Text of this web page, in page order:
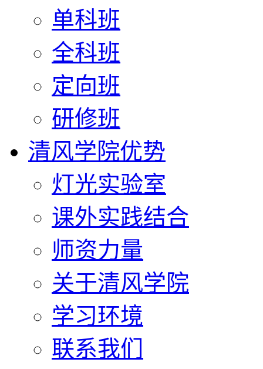
单科班
全科班
定向班
研修班
清风学院优势
灯光实验室
课外实践结合
师资力量
关于清风学院
学习环境
联系我们